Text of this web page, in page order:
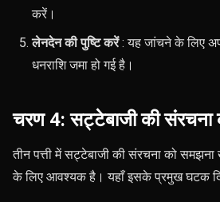
करें।
लेनदेन की पुष्टि करें: यह जांचने के लिए
धनराशि जमा हो गई है।
चरण 4: सट्टेबाजी की
तीन पत्ती में सट्टेबाजी की संरचना को
के लिए आवश्यक है। यहाँ इसके प्रमुख घटक